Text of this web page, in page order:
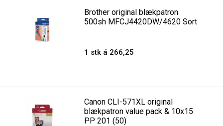
Brother original blækpatron
500sh MFCJ4420DW/4620 Sort
1 stk á 266,25
Canon CLI-571XL original
blækpatron value pack & 10x15
PP 201 (50)